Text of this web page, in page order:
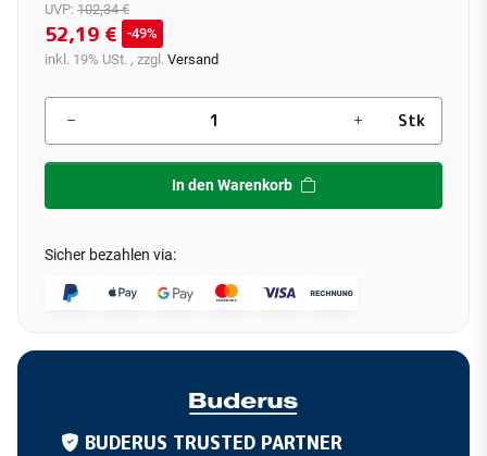
UVP: 102,34 €
52,19 €
49%
inkl. 19% USt. , zzgl. Versand
Stk
In den Warenkorb
Sicher bezahlen via:
BUDERUS TRUSTED PARTNER